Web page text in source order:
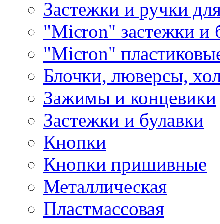
Застежки и ручки
"Micron" застежки и
"Micron"
Блочки, люверсы,
Зажимы и концевики
Застежки и булавки
Кнопки
Кнопки пришивные
Металлическая
Пластмассовая